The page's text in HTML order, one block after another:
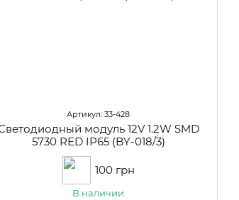
Артикул: 33-428
модуль 12V 1.2W SMD
5730 RED IP65 (BY-018/3)
100 грн
В наличии